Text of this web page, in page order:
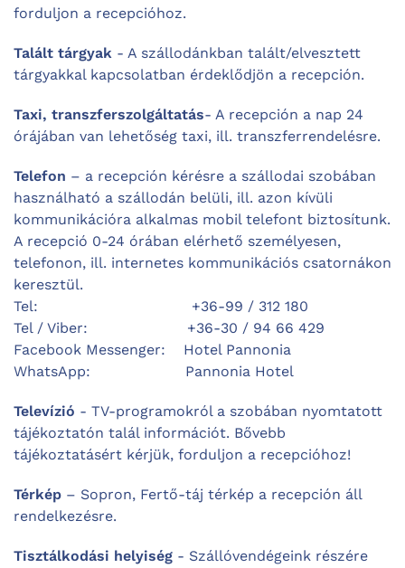
forduljon a recepcióhoz.
Talált tárgyak - A szállodánkban talált/elvesztett
tárgyakkal kapcsolatban érdeklődjön a recepción.
Taxi, transzferszolgáltatás- A recepción a nap 24
órájában van lehetőség taxi, ill. transzferrendelésre.
Telefon – a recepción kérésre a szállodai szobában
használható a szállodán belüli, ill. azon kívüli
kommunikációra alkalmas mobil telefont biztosítunk.
A recepció 0-24 órában elérhető személyesen,
telefonon, ill. internetes kommunikációs csatornákon
keresztül.
Tel: +36-99 / 312 180
Tel / Viber: +36-30 / 94 66 429
Facebook Messenger: Hotel Pannonia
WhatsApp: Pannonia Hotel
Televízió - TV-programokról a szobában nyomtatott
tájékoztatón talál információt. Bővebb
tájékoztatásért kérjük, forduljon a recepcióhoz!
Térkép – Sopron, Fertő-táj térkép a recepción áll
rendelkezésre.
Tisztálkodási helyiség - Szállóvendégeink részére